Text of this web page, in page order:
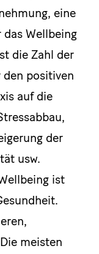
eine
Wellbeing
die Zahl der
den positiven
auf die
der
usw.
ist
meisten